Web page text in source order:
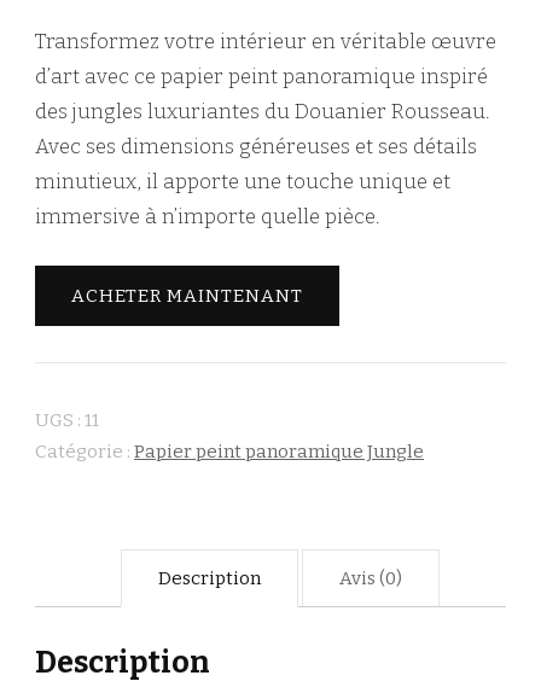
Transformez votre intérieur en véritable œuvre
d’art avec ce papier peint panoramique inspiré
des jungles luxuriantes du Douanier Rousseau.
Avec ses dimensions généreuses et ses détails
minutieux, il apporte une touche unique et
immersive à n’importe quelle pièce.
ACHETER MAINTENANT
UGS : 11
Catégorie : Papier peint panoramique Jungle
Description Avis (0)
Description